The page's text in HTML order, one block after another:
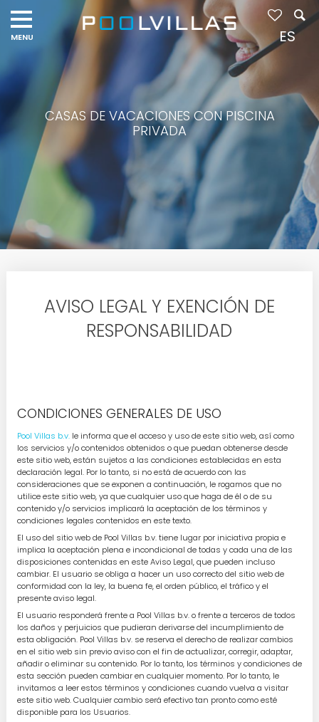
CASAS DE VACACIONES CON PISCINA
PRIVADA
AVISO LEGAL Y EXENCIÓN DE
RESPONSABILIDAD
CONDICIONES GENERALES DE USO
Pool Villas b.v.le informa que el acceso y uso de este sitio web, así como
los servicios y/o contenidos obtenidos o que puedan obtenerse desde
este sitio web, están sujetos a las condiciones establecidas en esta
declaración legal. Por lo tanto, si no está de acuerdo con las
consideraciones que se exponen a continuación, le rogamos que no
utilice este sitio web, ya que cualquier uso que haga de él o de su
contenido y/o servicios implicará la aceptación de los términos y
condiciones legales contenidos en este texto.
El uso del sitio web de Pool Villas b.v. tiene lugar por iniciativa propia e
implica la aceptación plena e incondicional de todas y cada una de las
disposiciones contenidas en este Aviso Legal, que pueden incluso
cambiar. El usuario se obliga a hacer un uso correcto del sitio web de
conformidad con la ley, la buena fe, el orden público, el tráfico y el
presente aviso legal.
El usuario responderá frente a Pool Villas b.v. o frente a terceros de todos
los daños y perjuicios que pudieran derivarse del incumplimiento de
esta obligación. Pool Villas b.v. se reserva el derecho de realizar cambios
en el sitio web sin previo aviso con el fin de actualizar, corregir, adaptar,
añadir o eliminar su contenido. Por lo tanto, los términos y condiciones de
esta sección pueden cambiar en cualquier momento. Por lo tanto, le
invitamos a leer estos términos y condiciones cuando vuelva a visitar
este sitio web. Cualquier cambio será efectivo tan pronto como esté
disponible para los Usuarios.
ES